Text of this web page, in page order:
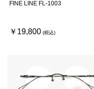
FINE LINE FL-1003
￥19,800